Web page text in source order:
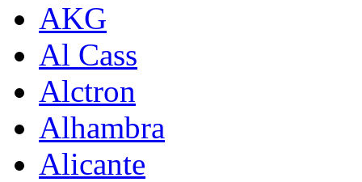
AKG
Al Cass
Alctron
Alhambra
Alicante